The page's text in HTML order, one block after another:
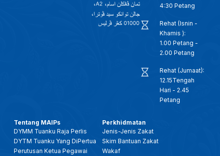
4:30 Petang
Rehat (Isnin -
Khamis ):
1.00 Petang -
2.00 Petang
Rehat (Jumaat):
12.15Tengah
Hari - 2.45
Petang
Tentang MAIPs
DYMM Tuanku Raja Perlis
DYTM Tuanku Yang DiPertua
Perutusan Ketua Pegawai
Perkhidmatan
Jenis-Jenis Zakat
Skim Bantuan Zakat
Wakaf